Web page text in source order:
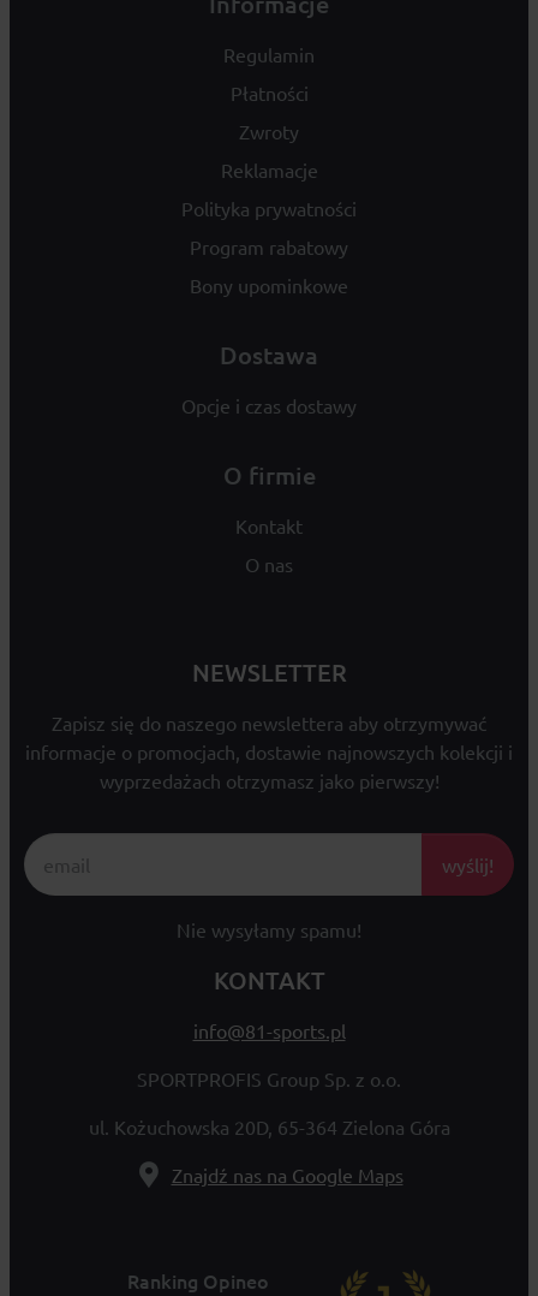
Regulamin
Płatności
Zwroty
Reklamacje
Polityka prywatności
Program rabatowy
Bony upominkowe
Dostawa
Opcje i czas dostawy
O firmie
Kontakt
O nas
NEWSLETTER
Zapisz się do naszego newslettera aby otrzymywać
informacje o promocjach, dostawie najnowszych kolekcji i
wyprzedażach otrzymasz jako pierwszy!
wyślij!
Nie wysyłamy spamu!
KONTAKT
info@81-sports.pl
SPORTPROFIS Group Sp. z o.o.
ul. Kożuchowska 20D, 65-364 Zielona Góra
Znajdź nas na Google Maps
Ranking Opineo